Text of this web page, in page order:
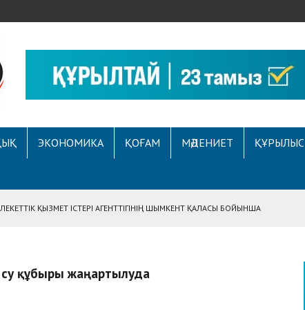
ЭКОНОМИКА ҚОҒАМ МӘДЕНИЕТ ҚҰРЫЛЫС
ҚЫЗМЕТ ІСТЕРІ АГЕНТТІГІНІҢ ШЫМКЕНТ ҚАЛАСЫ БОЙЫНША
САУАТТЫЛЫҚ МӘСЕЛЕЛЕРІ ТАЛҚЫЛАНДЫ
СҰХБАТ БЕРІЛДІ
су құбыры жаңартылуда